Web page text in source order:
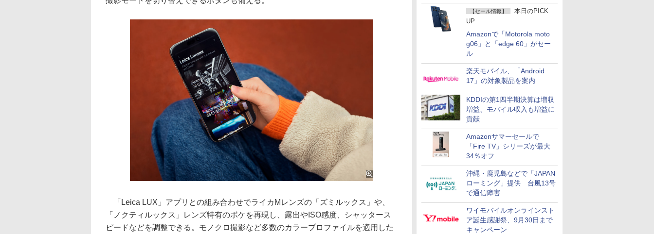
て説明
【セール情報】
本日のPICK
UP
Amazonで「Motorola moto
g06」と「edge 60」がセー
ル
楽天モバイル、「Android
17」の対象製品を案内
KDDIの第1四半期決算は増収
増益、モバイル収入も増益に
貢献
Amazonサマーセールで
「Fire TV」シリーズが最大
34％オフ
沖縄・鹿児島などで「JAPAN
ローミング」提供 台風13号
で通信障害
ワイモバイルオンラインスト
ア誕生感謝祭、9月30日まで
キャンペーン
「Leica LUX」アプリとの組み合わせでライカMレンズの「ズミルックス」や、
「ノクティルックス」レンズ特有のボケを再現し、露出やISO感度、シャッタース
ピードなどを調整できる。モノクロ撮影など多数のカラープロファイルを適用した